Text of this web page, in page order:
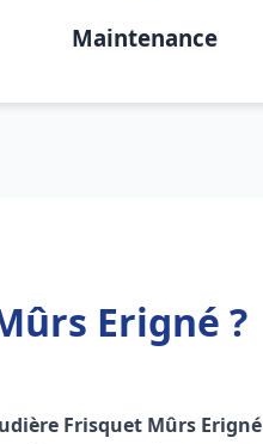
Maintenance
Erigné ?
Frisquet Mûrs Erigné